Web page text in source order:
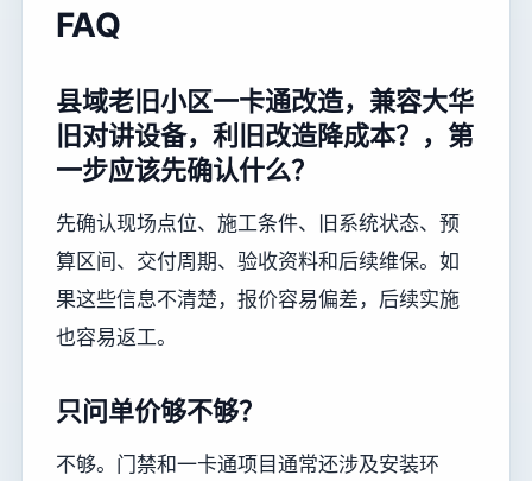
FAQ
县域老旧小区一卡通改造，兼容大华
旧对讲设备，利旧改造降成本？，第
一步应该先确认什么？
先确认现场点位、施工条件、旧系统状态、预
算区间、交付周期、验收资料和后续维保。如
果这些信息不清楚，报价容易偏差，后续实施
也容易返工。
只问单价够不够？
不够。门禁和一卡通项目通常还涉及安装环